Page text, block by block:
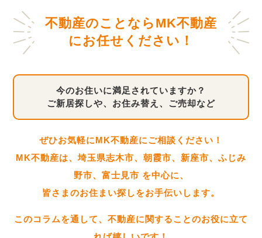
不動産のことならMK不動産
にお任せください！
今のお住いに満足されていますか？
ご新居探しや、お住み替え、ご売却など
ぜひお気軽にMK不動産にご相談ください！
MK不動産は、埼玉県志木市、朝霞市、新座市、ふじみ
野市、富士見市 を中心に、
皆さまのお住まい探しをお手伝いします。
このコラムを通して、不動産に関することのお役に立て